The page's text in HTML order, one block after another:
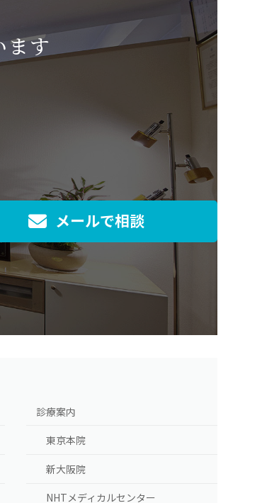
ます
メールで相談
診療案内
東京本院
新大阪院
NHTメディカルセンター